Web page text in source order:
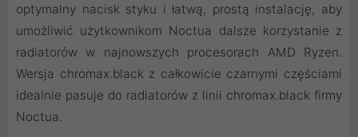
optymalny nacisk styku i łatwą, prostą instalację, aby
umożliwić użytkownikom Noctua dalsze korzystanie z
radiatorów w najnowszych procesorach AMD Ryzen.
Wersja chromax.black z całkowicie czarnymi częściami
idealnie pasuje do radiatorów z linii chromax.black firmy
Noctua.